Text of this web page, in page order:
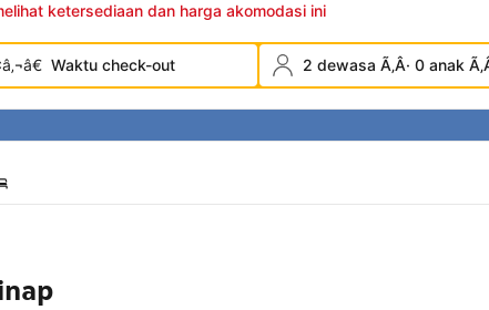
ketersediaan dan harga akomodasi ini
Waktu check-out 2 dewasa Ã‚Â· 0 anak